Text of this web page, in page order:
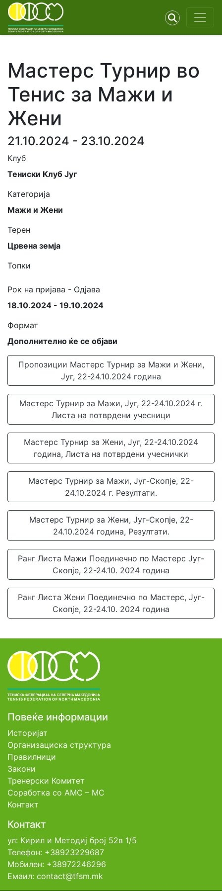
Мастерс Турнир во
Тенис за Мажи и
Жени
21.10.2024 - 23.10.2024
Клуб
Тениски Клуб Југ
Категорија
Мажи и Жени
Терен
Црвена земја
Топки
Рок на пријава - Одјава
18.10.2024 - 19.10.2024
Формат
Дополнително ќе се објави
Пропозиции Мастерс Турнир за Мажи и Жени,
Југ, 22-24.10.2024 година
Мастерс Турнир за Мажи, Југ, 22-24.10.2024 г.
Листа на потврдени учесници
Мастерс Турнир за Жени, Југ, 22-24.10.2024
година, Листа на потврдени учеснички
Мастерс Турнир за Мажи, Југ-Скопје, 22-
24.10.2024 г. Резултати.
Мастерс Турнир за Жени, Југ-Скопје, 22-
24.10.2024 година, Резултати.
Ранг Листа Мажи Поединечно по Мастерс Југ-
Скопје, 22-24.10. 2024 година
Ранг Листа Жени Поединечно по Мастерс, Југ-
Скопје, 22-24.10. 2024 година
Повеќе информации
Историјат
Организациска структура
Правилници
Закони
Тренерски Комитет
Соработка со АМС – МС
Контакт
Контакт
ул: Кирил и Методиј број 52в 1/5
Телефон: +38923229687
Мобилен: +38972246296
Емаил: contact@tfsm.mk